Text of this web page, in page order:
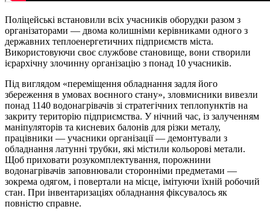
Поліцейські встановили всіх учасників оборудки разом з
організаторами — двома колишніми керівниками одного з
державних теплоенергетичних підприємств міста.
Використовуючи своє службове становище, вони створили
ієрархічну злочинну організацію з понад 10 учасників.
Під виглядом «переміщення обладнання задля його
збереження в умовах воєнного стану», зловмисники вивезли
понад 1140 водонагрівачів зі стратегічних теплопунктів на
закриту територію підприємства. У нічний час, із залученням
маніпуляторів та кисневих балонів для різки металу,
працівники — учасники організації — демонтували з
обладнання латунні трубки, які містили кольорові метали.
Щоб приховати розукомплектування, порожнини
водонагрівачів заповнювали сторонніми предметами —
зокрема одягом, і повертали на місце, імітуючи їхній робочий
стан. При інвентаризаціях обладнання фіксувалось як
повністю справне.